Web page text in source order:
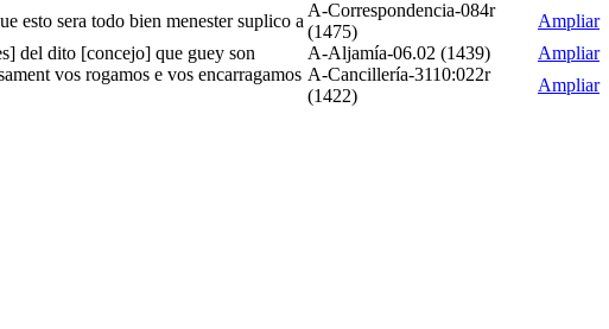
esto sera todo bien menester suplico a
A-Correspondencia-084r
(1475)
Ampliar
del dito [concejo] que guey son A-Aljamía-06.02 (1439)
Ampliar
vos rogamos e vos encarragamos A-Cancillería-3110:022r
(1422)
Ampliar